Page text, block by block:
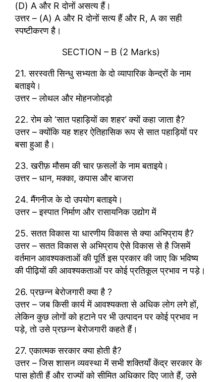
(D) A और R दोनों असत्य हैं।
उत्तर – (A) A और R दोनों सत्य हैं और R, A का सही
स्पष्टीकरण है।
SECTION – B (2 Marks)
21. सरस्वती सिन्धु सभ्यता के दो व्यापारिक केन्द्रों के नाम
बताइये।
उत्तर – लोथल और मोहनजोदड़ो
22. रोम को ‘सात पहाड़ियों का शहर’ क्यों कहा जाता है?
उत्तर – क्योंकि यह शहर ऐतिहासिक रूप से सात पहाड़ियों पर
बसा हुआ है।
23. खरीफ़ मौसम की चार फ़सलों के नाम बताइये।
उत्तर – धान, मक्का, कपास और बाजरा
24. मैंगनीज के दो उपयोग बताइये।
उत्तर – इस्पात निर्माण और रासायनिक उद्योग में
25. सतत विकास या धारणीय विकास से क्या अभिप्राय है?
उत्तर – सतत विकास से अभिप्राय ऐसे विकास से है जिसमें
वर्तमान आवश्यकताओं की पूर्ति इस प्रकार की जाए कि भविष्य
की पीढ़ियों की आवश्यकताओं पर कोई प्रतिकूल प्रभाव न पड़े।
26. प्रछन्न बेरोजगारी क्या है ?
उत्तर – जब किसी कार्य में आवश्यकता से अधिक लोग लगे हों,
लेकिन कुछ लोगों को हटाने पर भी उत्पादन पर कोई प्रभाव न
पड़े, तो उसे प्रछन्न बेरोजगारी कहते हैं।
27. एकात्मक सरकार क्या होती है?
उत्तर – जिस शासन व्यवस्था में सभी शक्तियाँ केंद्र सरकार के
पास होती हैं और राज्यों को सीमित अधिकार दिए जाते हैं, उसे